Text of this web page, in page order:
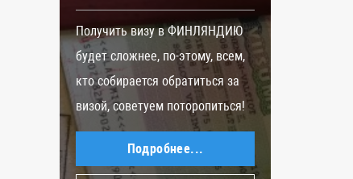
Получить визу в ФИНЛЯНДИЮ
будет сложнее, по-этому, всем,
кто собирается обратиться за
визой, советуем поторопиться!
Подробнее...